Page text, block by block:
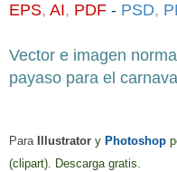
EPS, AI, PDF - PSD,
Vector e imagen
payaso para el carnaval
Para Illustrator y Photoshop
(clipart). Descarga gratis.